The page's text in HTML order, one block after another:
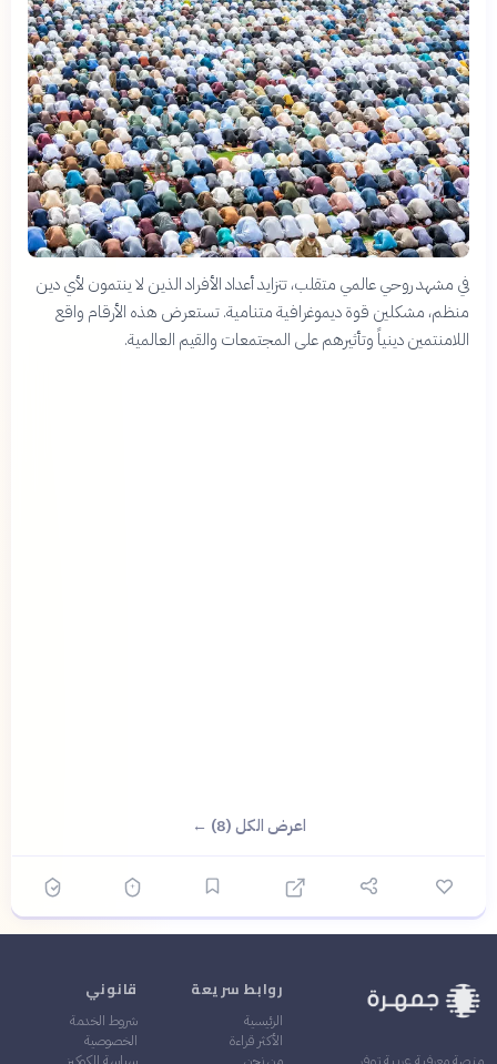
في مشهد روحي عالمي متقلب، تتزايد أعداد الأفراد الذين لا ينتمون لأي دين
منظم، مشكلين قوة ديموغرافية متنامية. تستعرض هذه الأرقام واقع
اللامنتمين دينياً وتأثيرهم على المجتمعات والقيم العالمية.
اعرض الكل (8) ←
روابط سريعة
الرئيسية
الأكثر قراءة
من نحن
قانوني
شروط الخدمة
الخصوصية
سياسة الكوكيز